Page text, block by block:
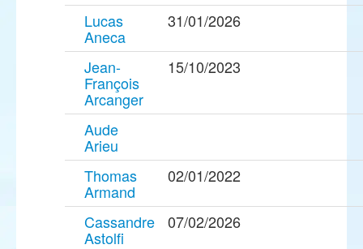
Lucas
Aneca
31/01/2026
Jean-
François
Arcanger
15/10/2023
Aude
Arieu
Thomas
Armand
02/01/2022
Cassandre
Astolfi
07/02/2026